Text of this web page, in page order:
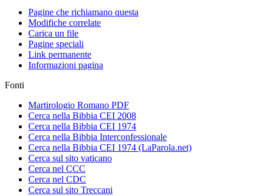
Pagine che richiamano questa
Modifiche correlate
Carica un file
Pagine speciali
Link permanente
Informazioni pagina
Fonti
Martirologio Romano PDF
Cerca nella Bibbia CEI 2008
Cerca nella Bibbia CEI 1974
Cerca nella Bibbia Interconfessionale
Cerca nella Bibbia CEI 1974 (LaParola.net)
Cerca sul sito vaticano
Cerca nel CCC
Cerca nel CDC
Cerca sul sito Treccani